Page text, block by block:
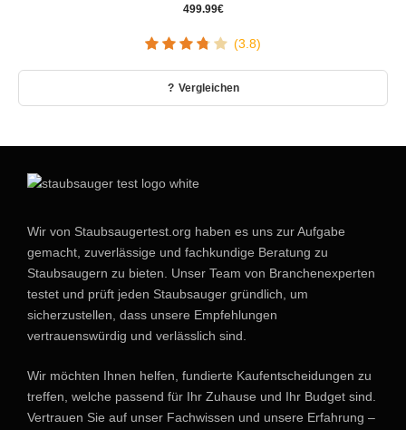
499.99€
(3.8)
Vergleichen
Wir von Staubsaugertest.org haben es uns zur Aufgabe
gemacht, zuverlässige und fachkundige Beratung zu
Staubsaugern zu bieten. Unser Team von Branchenexperten
testet und prüft jeden Staubsauger gründlich, um
sicherzustellen, dass unsere Empfehlungen
vertrauenswürdig und verlässlich sind.
Wir möchten Ihnen helfen, fundierte Kaufentscheidungen zu
treffen, welche passend für Ihr Zuhause und Ihr Budget sind.
Vertrauen Sie auf unser Fachwissen und unsere Erfahrung –